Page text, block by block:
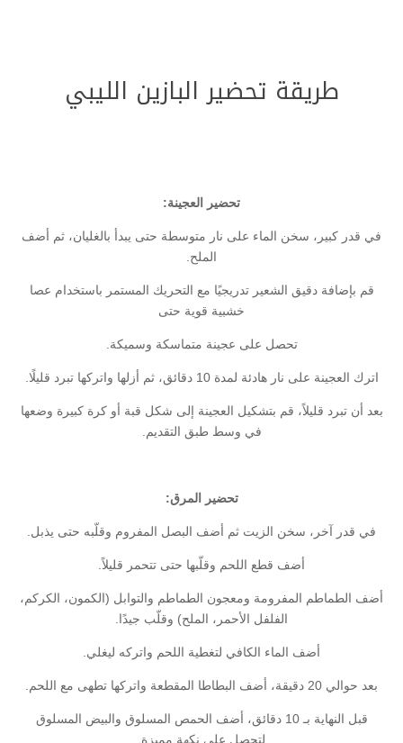
طريقة تحضير البازين الليبي
تحضير العجينة:
في قدر كبير، سخن الماء على نار متوسطة حتى يبدأ بالغليان، ثم أضف
الملح.
قم بإضافة دقيق الشعير تدريجيًا مع التحريك المستمر باستخدام عصا
خشبية قوية حتى
تحصل على عجينة متماسكة وسميكة.
اترك العجينة على نار هادئة لمدة 10 دقائق، ثم أزلها واتركها تبرد قليلًا.
بعد أن تبرد قليلاً، قم بتشكيل العجينة إلى شكل قبة أو كرة كبيرة وضعها
في وسط طبق التقديم.
تحضير المرق:
في قدر آخر، سخن الزيت ثم أضف البصل المفروم وقلّبه حتى يذبل.
أضف قطع اللحم وقلّبها حتى تتحمر قليلاً.
أضف الطماطم المفرومة ومعجون الطماطم والتوابل (الكمون، الكركم،
الفلفل الأحمر، الملح) وقلّب جيدًا.
أضف الماء الكافي لتغطية اللحم واتركه ليغلي.
بعد حوالي 20 دقيقة، أضف البطاطا المقطعة واتركها تطهى مع اللحم.
قبل النهاية بـ 10 دقائق، أضف الحمص المسلوق والبيض المسلوق
لتحصل على نكهة مميزة.